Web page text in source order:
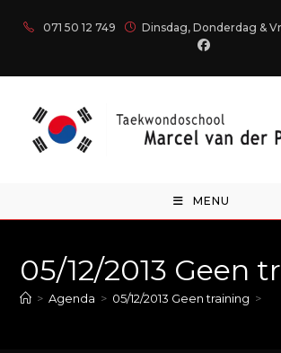
071 50 12 749 Dinsdag, Donderdag &
MENU
05/12/2013 Geen
> Agenda > 05/12/2013 Geen training >